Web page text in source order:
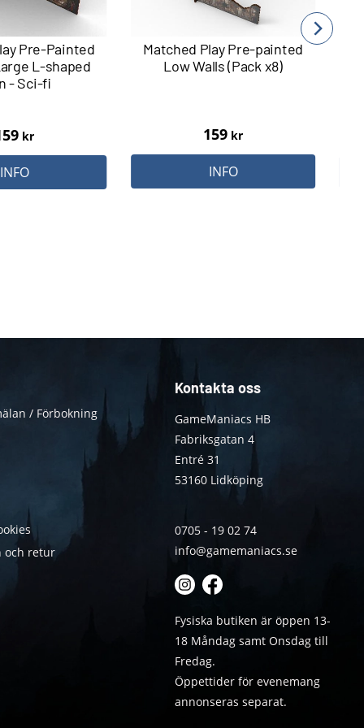
Pre-Painted
L-shaped
- Sci-fi
kr
INFO
Matched Play Pre-painted
Low Walls (Pack x8)
159 kr
INFO
/ Förbokning
och retur
Kontakta oss
GameManiacs HB
Fabriksgatan 4
Entré 31
53160 Lidköping
0705 - 19 02 74
info@gamemaniacs.se
Fysiska butiken är öppen 13-
18 Måndag samt Onsdag till
Fredag.
Öppettider för evenemang
annonseras separat.